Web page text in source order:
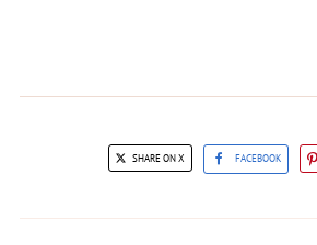
SHARE ON X FACEBOOK